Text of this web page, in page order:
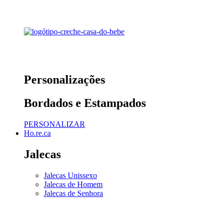
Personalizações
Bordados e Estampados
PERSONALIZAR
Ho.re.ca
Jalecas
Jalecas Unissexo
Jalecas de Homem
Jalecas de Senhora